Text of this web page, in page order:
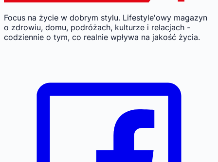
Focus na życie w dobrym stylu. Lifestyle'owy magazyn
o zdrowiu, domu, podróżach, kulturze i relacjach -
codziennie o tym, co realnie wpływa na jakość życia.